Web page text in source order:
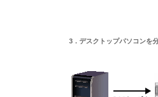
3．デスクトップパソコンを